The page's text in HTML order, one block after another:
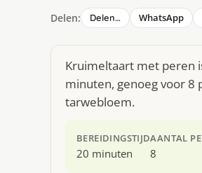
Delen: Delen… WhatsApp
Kruimeltaart met peren
minuten, genoeg voor 8
tarwebloem.
BEREIDINGSTIJD
20 minuten
AANTAL
8